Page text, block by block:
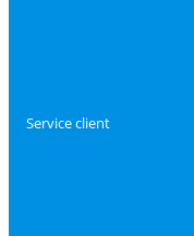
Service client